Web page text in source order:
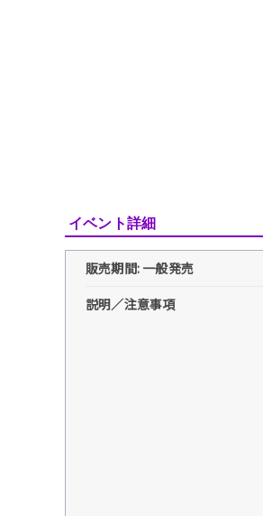
イベント詳細
販売期間: 一般発売
説明／注意事項